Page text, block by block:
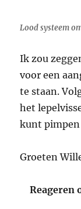
Lood systeem
Ik zou
voor een
te staan.
het
kunt
Groeten
Reageren